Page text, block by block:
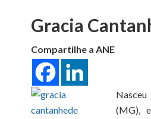
Gracia
Compartilhe a ANE
(MG),